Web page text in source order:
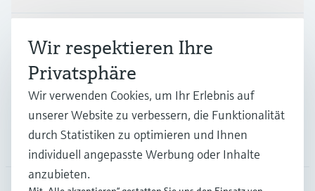
Branchen
Support
Unternehmen
Wir respektieren Ihre
Privatsphäre
Wir verwenden Cookies, um Ihr Erlebnis auf
unserer Website zu verbessern, die Funktionalität
durch Statistiken zu optimieren und Ihnen
individuell angepasste Werbung oder Inhalte
anzubieten.